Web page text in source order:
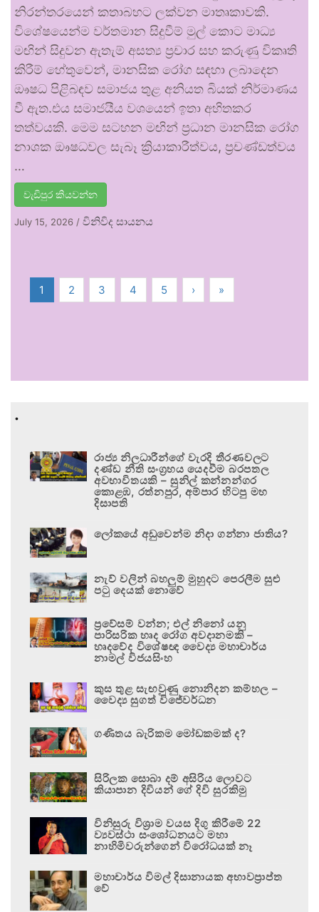
නිරන්තරයෙන් කතාබහට ලක්වන මාතෘකාවකි.
විශේෂයෙන්ම වර්තමාන සිදුවීම් මුල් කොට මාධ්‍ය
මඟින් සිදුවන ඇතැම් අසත්‍ය ප්‍රචාර සහ කරුණු විකෘති
කිරීම් හේතුවෙන්, මානසික රෝග සඳහා ලබාදෙන
ඖෂධ පිළිබඳව සමාජය තුළ අනියත බියක් නිර්මාණය
වී ඇත.එය සමාජයීය වශයෙන් ඉතා අහිතකර
තත්වයකි. මෙම සටහන මඟින් ප්‍රධාන මානසික රෝග
නාශක ඖෂධවල සැබෑ ක්‍රියාකාරීත්වය, ප්‍රචණ්ඩත්වය
…
වැඩිපුර කියවන්න
July 15, 2026 / විනිවිද සායනය
1 2 3 4 5 › »
.
රාජ්‍ය නිලධාරීන්ගේ වැරදි තීරණවලට
දණ්ඩ නීති සංග්‍රහය යෙදවීම බරපතල
අවභාවිතයකි – සුනිල් කන්නන්ගර
කොළඹ, රත්නපුර, අම්පාර හිටපු මහ
දිසාපති
ලෝකයේ අඩුවෙන්ම නිදා ගන්නා ජාතිය?
නැව් වලින් බහලුම් මුහුදට පෙරලීම සුළු
පටු දෙයක් නොවේ
ප්‍රවේසම් වන්න; එල් නිනෝ යනු
පාරිසරික හෘද රෝග අවදානමකි –
හෘදවේද විශේෂඥ වෛද්‍ය මහාචාර්ය
නාමල් විජයසිංහ
කුස තුළ සැඟවුණු නොනිදන කම්හල –
වෛද්‍ය සුගත් විජේවර්ධන
ගණිතය බැරිකම මෝඩකමක් ද?
සිරිලක සොබා දම් අසිරිය ලොවට
කියාපාන දිවියන් ගේ දිවි සුරකිමු
විනිසුරු විශ්‍රාම වයස දිගු කිරීමේ 22
ව්‍යවස්ථා සංශෝධනයට මහා
නාහිමිවරුන්ගෙන් විරෝධයක් නෑ
මහාචාර්ය විමල් දිසානායක අභාවප්‍රාප්ත
වේ